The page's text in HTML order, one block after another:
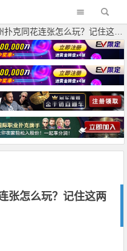
克同花连张怎么玩？记住这两个规则
张怎么玩？记住这两